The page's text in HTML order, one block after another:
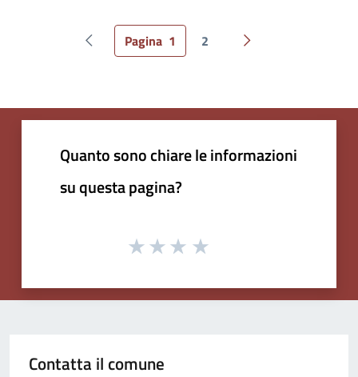
Pagina precedente
Pagina 1 2 Pagina successiva
Quanto sono chiare le informazioni
su questa pagina?
Contatta il comune